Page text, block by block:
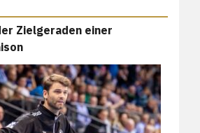
Zielgeraden einer